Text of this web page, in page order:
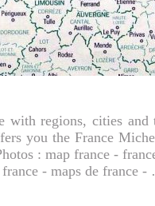
with regions, cities and
you the France
: map france -
- maps de france